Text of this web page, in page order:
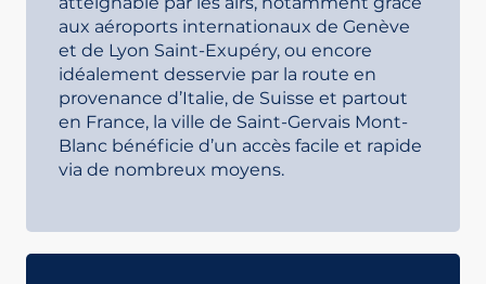
aux aéroports internationaux de Genève
et de Lyon Saint-Exupéry, ou encore
idéalement desservie par la route en
provenance d’Italie, de Suisse et partout
en France, la ville de Saint-Gervais Mont-
Blanc bénéficie d’un accès facile et rapide
via de nombreux moyens.